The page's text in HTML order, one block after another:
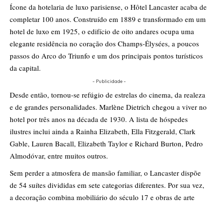
Ícone da hotelaria de luxo parisiense, o Hôtel Lancaster acaba de
completar 100 anos. Construído em 1889 e transformado em um
hotel de luxo em 1925, o edifício de oito andares ocupa uma
elegante residência no coração dos Champs-Élysées, a poucos
passos do Arco do Triunfo e um dos principais pontos turísticos
da capital.
- Publicidade -
Desde então, tornou-se refúgio de estrelas do cinema, da realeza
e de grandes personalidades. Marlène Dietrich chegou a viver no
hotel por três anos na década de 1930. A lista de hóspedes
ilustres inclui ainda a Rainha Elizabeth, Ella Fitzgerald, Clark
Gable, Lauren Bacall, Elizabeth Taylor e Richard Burton, Pedro
Almodóvar, entre muitos outros.
Sem perder a atmosfera de mansão familiar, o Lancaster dispõe
de 54 suítes divididas em sete categorias diferentes. Por sua vez,
a decoração combina mobiliário do século 17 e obras de arte